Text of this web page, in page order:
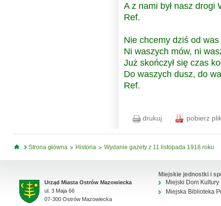
A z nami był nasz drogi
Ref.
Nie chcemy dziś od
Ni waszych mów, ni
Już skończył się czas
Do waszych dusz, do
Ref.
drukuj pobierz
Jesteś tutaj
Strona główna Historia Wydanie gazety z 11 listopada 1918 roku
Urząd Miasta Ostrów Mazowiecka
ul. 3 Maja 66
07-300 Ostrów Mazowiecka
Miejskie jednostki i
Miejski Dom Kultury
Miejska Biblioteka